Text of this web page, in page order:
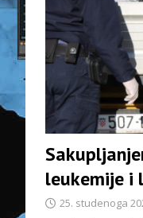
leukemije i
25. studenoga